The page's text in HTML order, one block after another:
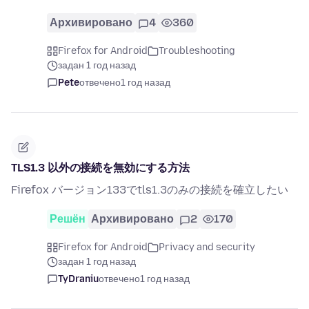
Архивировано 4 360
Firefox for Android
Troubleshooting
задан 1 год назад
Peteотвечено1 год назад
TLS1.3 以外の接続を無効にする方法
Firefox バージョン133でtls1.3のみの接続を確立したい
Решён Архивировано 2 170
Firefox for Android
Privacy and security
задан 1 год назад
TyDraniuотвечено1 год назад